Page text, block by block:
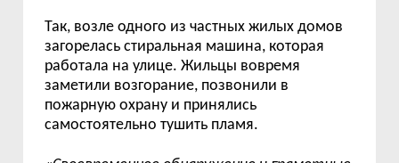
Так, возле одного из частных жилых домов
загорелась стиральная машина, которая
работала на улице. Жильцы вовремя
заметили возгорание, позвонили в
пожарную охрану и принялись
самостоятельно тушить пламя.